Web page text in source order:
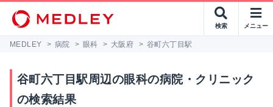
検索 メニュー
MEDLEY > 病院 > 眼科 > 大阪府 > 谷町六丁目駅
谷町六丁目駅周辺の眼科の病院・クリニック
の検索結果